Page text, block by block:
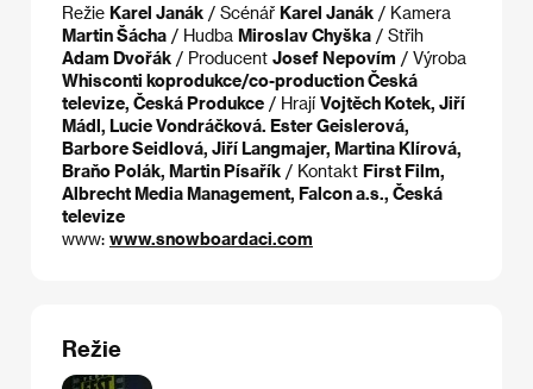
Režie Karel Janák / Scénář Karel Janák / Kamera
Martin Šácha / Hudba Miroslav Chyška / Střih
Adam Dvořák / Producent Josef Nepovím / Výroba
Whisconti koprodukce/co-production Česká
televize, Česká Produkce / Hrají Vojtěch Kotek, Jiří
Mádl, Lucie Vondráčková. Ester Geislerová,
Barbore Seidlová, Jiří Langmajer, Martina Klírová,
Braňo Polák, Martin Písařík / Kontakt First Film,
Albrecht Media Management, Falcon a.s., Česká
televize
www: www.snowboardaci.com
Režie